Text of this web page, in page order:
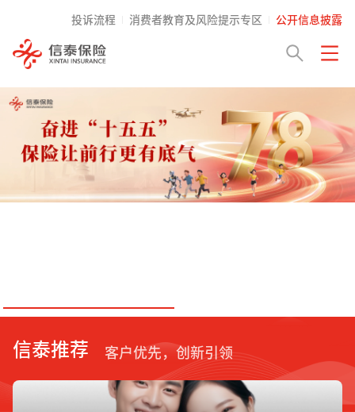
投诉流程 消费者教育及风险提示专区 公开信息披露
信泰推荐 客户优先，创新引领